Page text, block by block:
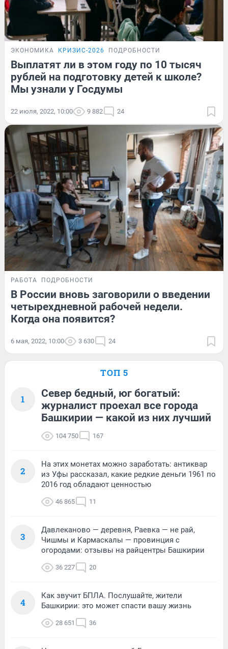
ЭКОНОМИКА КРИЗИС-2026 ПОДРОБНОСТИ
Выплатят ли в этом году по 10 тысяч
рублей на подготовку детей к школе?
Мы узнали у Госдумы
22 июля, 2022, 10:00 9 882 24
РАБОТА ПОДРОБНОСТИ
В России вновь заговорили о введении
четырехдневной рабочей недели.
Когда она появится?
6 мая, 2022, 10:00 3 630 24
ТОП 5
1
Север бедный, юг богатый:
журналист проехал все города
Башкирии — какой из них лучший
104 750 167
2
На этих монетах можно заработать: антиквар
из Уфы рассказал, какие редкие деньги 1961 по
2016 год обладают ценностью
46 865 11
3
Давлеканово — деревня, Раевка — не рай,
Чишмы и Кармаскалы — провинция с
огородами: отзывы на райцентры Башкирии
36 227 20
4
Как звучит БПЛА. Послушайте, жители
Башкирии: это может спасти вашу жизнь
28 651 36